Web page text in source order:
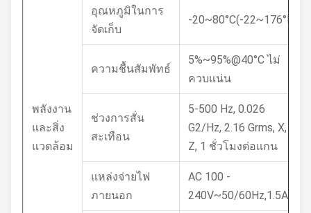
พลังงาน
และสิ่ง
แวดล้อม
อุณหภูมิในการ
จัดเก็บ
-20~80°C(-22~176°F)
ความชื้นสัมพัทธ์
5%~95%@40°C ไม่
ควบแน่น
ช่วงการสั่น
สะเทือน
5-500 Hz, 0.026
G2/Hz, 2.16 Grms, X, Y,
Z, 1 ชั่วโมงต่อแกน
แหล่งจ่ายไฟ
ภายนอก
AC 100 -
240V~50/60Hz,1.5A